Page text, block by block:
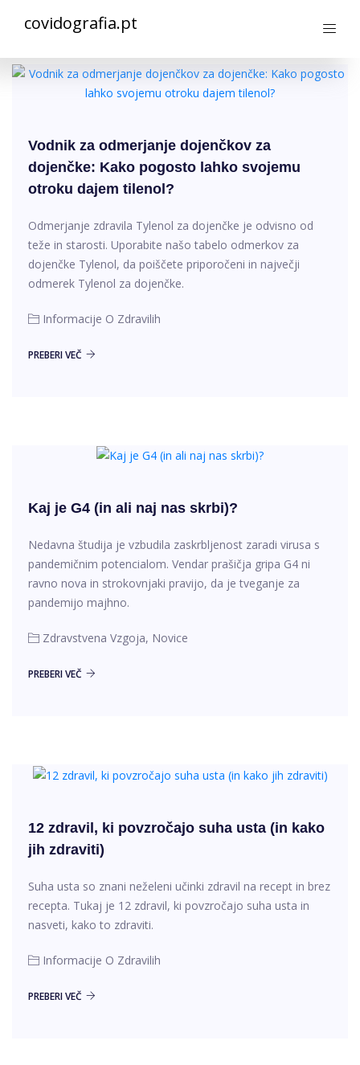
covidografia.pt
Vodnik za odmerjanje dojenčkov za
dojenčke: Kako pogosto lahko svojemu
otroku dajem tilenol?
Odmerjanje zdravila Tylenol za dojenčke je odvisno od
teže in starosti. Uporabite našo tabelo odmerkov za
dojenčke Tylenol, da poiščete priporočeni in največji
odmerek Tylenol za dojenčke.
Informacije O Zdravilih
PREBERI VEČ
Kaj je G4 (in ali naj nas skrbi)?
Nedavna študija je vzbudila zaskrbljenost zaradi virusa s
pandemičnim potencialom. Vendar prašičja gripa G4 ni
ravno nova in strokovnjaki pravijo, da je tveganje za
pandemijo majhno.
Zdravstvena Vzgoja, Novice
PREBERI VEČ
12 zdravil, ki povzročajo suha usta (in kako
jih zdraviti)
Suha usta so znani neželeni učinki zdravil na recept in brez
recepta. Tukaj je 12 zdravil, ki povzročajo suha usta in
nasveti, kako to zdraviti.
Informacije O Zdravilih
PREBERI VEČ